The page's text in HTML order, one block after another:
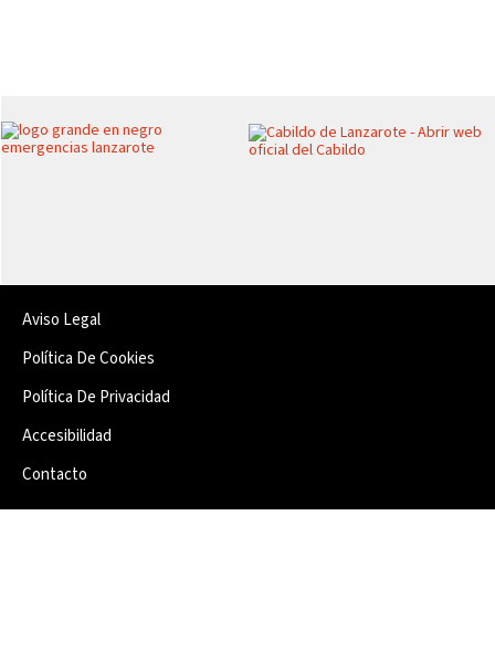
Aviso Legal
Política De Cookies
Política De Privacidad
Accesibilidad
Contacto